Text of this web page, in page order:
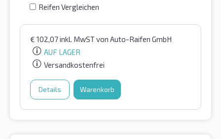
Reifen Vergleichen
€ 102,07inkl. MwSTvon Auto-Raifen GmbH
AUF LAGER
Versandkostenfrei
Details Warenkorb